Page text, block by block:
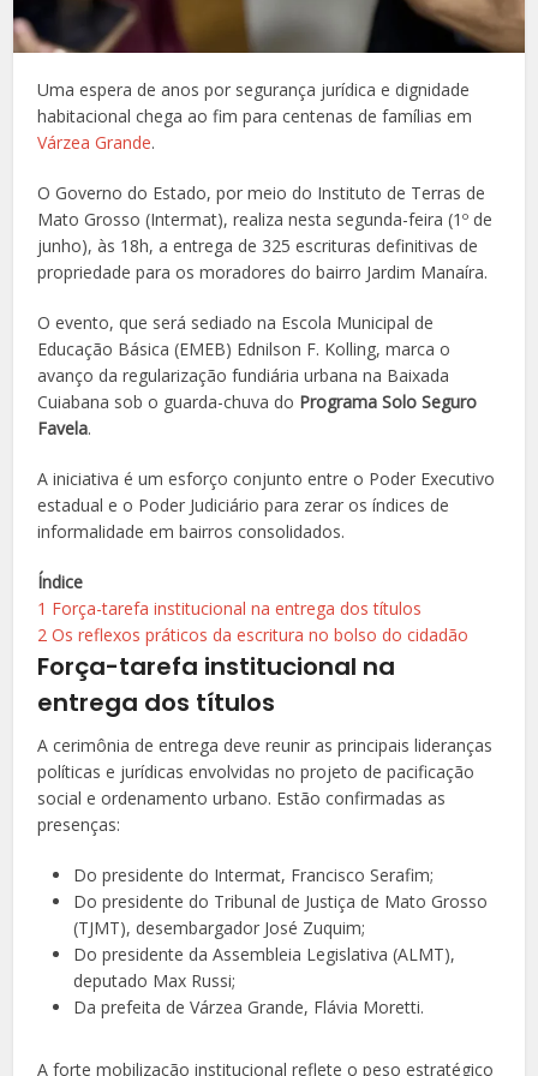
Uma espera de anos por segurança jurídica e dignidade
habitacional chega ao fim para centenas de famílias em
Várzea Grande.
O Governo do Estado, por meio do Instituto de Terras de
Mato Grosso (Intermat), realiza nesta segunda-feira (1º de
junho), às 18h, a entrega de 325 escrituras definitivas de
propriedade para os moradores do bairro Jardim Manaíra.
O evento, que será sediado na Escola Municipal de
Educação Básica (EMEB) Ednilson F. Kolling, marca o
avanço da regularização fundiária urbana na Baixada
Cuiabana sob o guarda-chuva do Programa Solo Seguro
Favela.
A iniciativa é um esforço conjunto entre o Poder Executivo
estadual e o Poder Judiciário para zerar os índices de
informalidade em bairros consolidados.
Índice
1 Força-tarefa institucional na entrega dos títulos
2 Os reflexos práticos da escritura no bolso do cidadão
Força-tarefa institucional na
entrega dos títulos
A cerimônia de entrega deve reunir as principais lideranças
políticas e jurídicas envolvidas no projeto de pacificação
social e ordenamento urbano. Estão confirmadas as
presenças:
Do presidente do Intermat, Francisco Serafim;
Do presidente do Tribunal de Justiça de Mato Grosso
(TJMT), desembargador José Zuquim;
Do presidente da Assembleia Legislativa (ALMT),
deputado Max Russi;
Da prefeita de Várzea Grande, Flávia Moretti.
A forte mobilização institucional reflete o peso estratégico